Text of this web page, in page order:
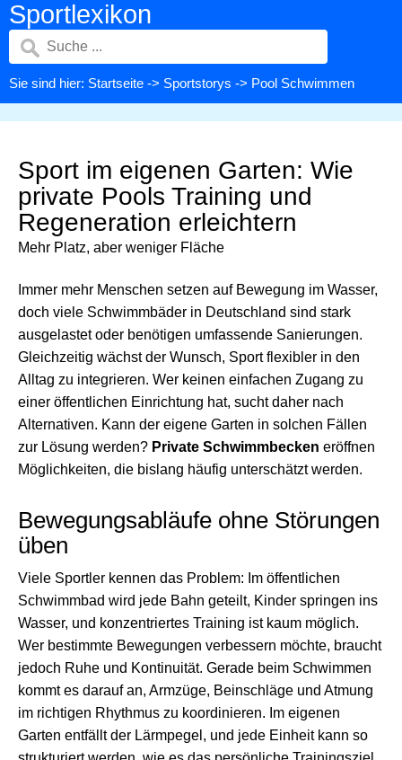
Sportlexikon
Sie sind hier: Startseite -> Sportstorys -> Pool Schwimmen
Sport im eigenen Garten: Wie
private Pools Training und
Regeneration erleichtern
Mehr Platz, aber weniger Fläche
Immer mehr Menschen setzen auf Bewegung im Wasser,
doch viele Schwimmbäder in Deutschland sind stark
ausgelastet oder benötigen umfassende Sanierungen.
Gleichzeitig wächst der Wunsch, Sport flexibler in den
Alltag zu integrieren. Wer keinen einfachen Zugang zu
einer öffentlichen Einrichtung hat, sucht daher nach
Alternativen. Kann der eigene Garten in solchen Fällen
zur Lösung werden? Private Schwimmbecken eröffnen
Möglichkeiten, die bislang häufig unterschätzt werden.
Bewegungsabläufe ohne Störungen
üben
Viele Sportler kennen das Problem: Im öffentlichen
Schwimmbad wird jede Bahn geteilt, Kinder springen ins
Wasser, und konzentriertes Training ist kaum möglich.
Wer bestimmte Bewegungen verbessern möchte, braucht
jedoch Ruhe und Kontinuität. Gerade beim Schwimmen
kommt es darauf an, Armzüge, Beinschläge und Atmung
im richtigen Rhythmus zu koordinieren. Im eigenen
Garten entfällt der Lärmpegel, und jede Einheit kann so